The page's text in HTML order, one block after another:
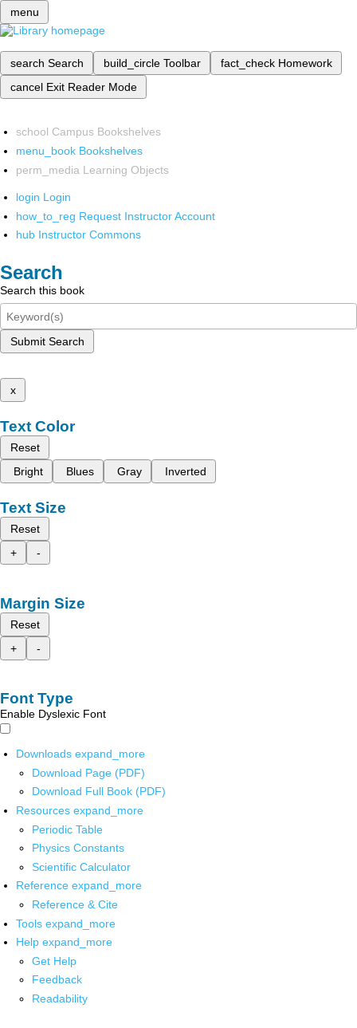
menu
search Search build_circle Toolbar fact_check Homework
cancel Exit Reader Mode
school Campus Bookshelves
menu_book Bookshelves
perm_media Learning Objects
login Login
how_to_reg Request Instructor Account
hub Instructor Commons
Search
Search this book
Submit Search
x
Text Color
Reset
Bright
Blues Gray Inverted
Text Size
Reset
+
-
Margin Size
Reset
+
-
Font Type
Enable Dyslexic Font
Downloads expand_more
Download Page (PDF)
Download Full Book (PDF)
Resources expand_more
Periodic Table
Physics Constants
Scientific Calculator
Reference expand_more
Reference & Cite
Tools expand_more
Help expand_more
Get Help
Feedback
Readability